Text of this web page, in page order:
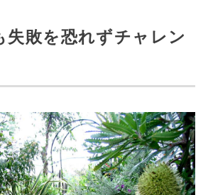
失敗を恐れずチャレン